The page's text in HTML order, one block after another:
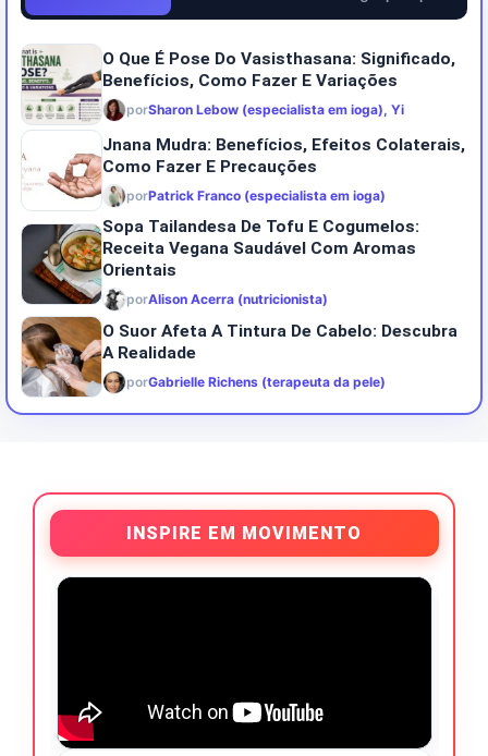
O Que É Pose Do Vasisthasana: Significado,
Benefícios, Como Fazer E Variações
porSharon Lebow (especialista em ioga), Yi
Jnana Mudra: Benefícios, Efeitos Colaterais,
Como Fazer E Precauções
porPatrick Franco (especialista em ioga)
Sopa Tailandesa De Tofu E Cogumelos:
Receita Vegana Saudável Com Aromas
Orientais
porAlison Acerra (nutricionista)
O Suor Afeta A Tintura De Cabelo: Descubra
A Realidade
porGabrielle Richens (terapeuta da pele)
INSPIRE EM MOVIMENTO